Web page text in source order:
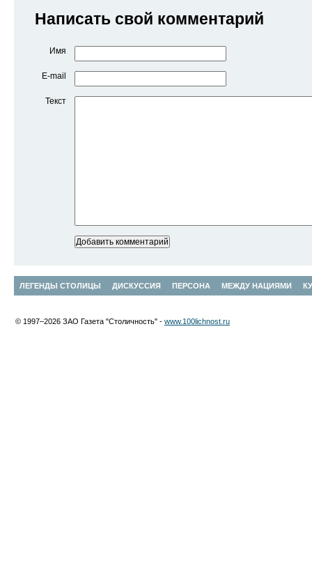
Написать свой комментарий
Имя
E-mail
Текст
ЛЕГЕНДЫ СТОЛИЦЫ ДИСКУССИЯ ПЕРСОНА МЕЖДУ НАЦИЯМИ
© 1997–2026 ЗАО Газета "Столичность" - www.100lichnost.ru